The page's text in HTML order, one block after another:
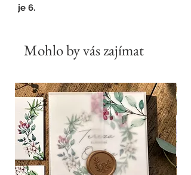
je 6.
Mohlo by vás zajímat